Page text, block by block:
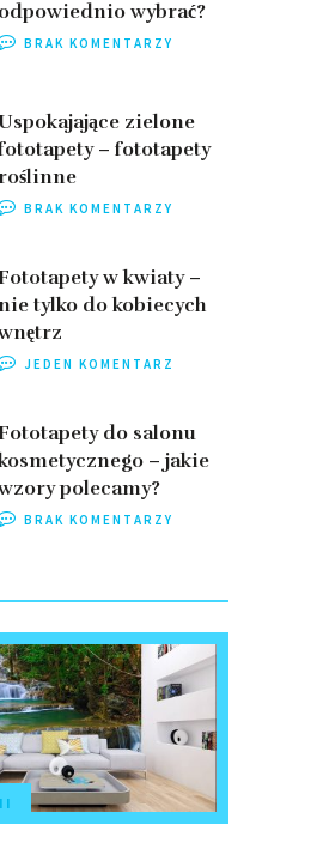
odpowiednio wybrać?
BRAK KOMENTARZY
zielone
– fototapety
BRAK KOMENTARZY
w kwiaty –
tylko do kobiecych
JEDEN KOMENTARZ
do salonu
– jakie
polecamy?
BRAK KOMENTARZY